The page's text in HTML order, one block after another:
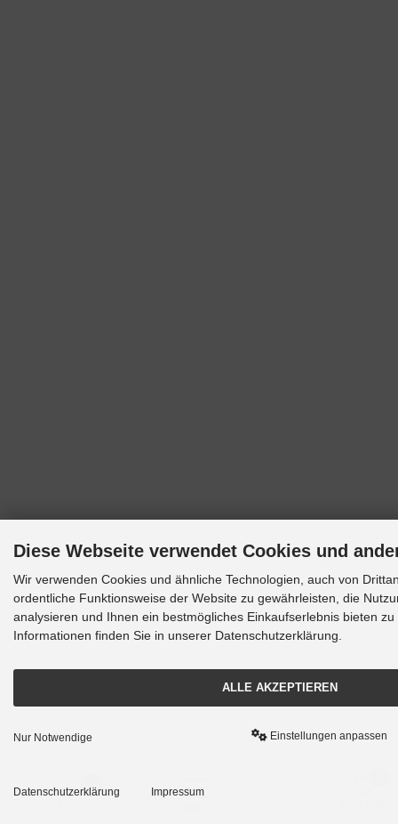
Diese Webseite verwendet Cookies und
Wir verwenden Cookies und ähnliche Technologien, auch von
ordentliche Funktionsweise der Website zu gewährleisten, die
analysieren und Ihnen ein bestmögliches Einkaufserlebnis bieten
Informationen finden Sie in unserer Datenschutzerklärung.
ALLE AKZEPTIEREN
Nur Notwendige Einstellungen anpassen
Datenschutzerklärung Impressum